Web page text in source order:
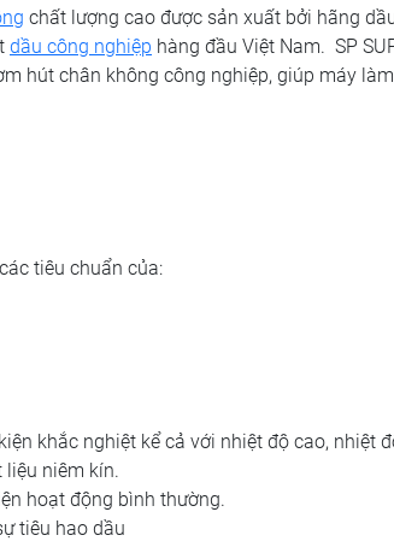
chất lượng cao được sản xuất bởi hãng
dầu công nghiệp hàng đầu Việt Nam. SP
hút chân không công nghiệp, giúp máy
tiêu chuẩn của:
khắc nghiệt kể cả với nhiệt độ cao, nhiệt
liệu niêm kín.
hoạt động bình thường.
tiêu hao dầu